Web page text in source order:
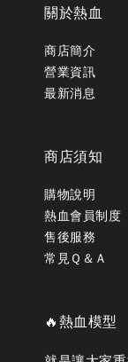
關於熱血
商店簡介
營業資訊
最新消息
商店須知
購物說明
熱血會員制度
售後服務
常見Ｑ＆Ａ
🔥熱血模型